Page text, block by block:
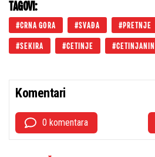
TAGOVI:
CRNA GORA SVAĐA PRETNJE
SEKIRA CETINJE CETINJANIN
Komentari
0 komentara